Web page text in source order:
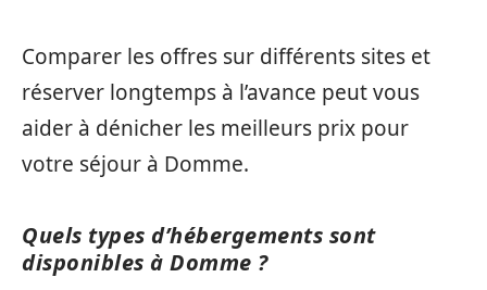
Comparer les offres sur différents sites et
réserver longtemps à l’avance peut vous
aider à dénicher les meilleurs prix pour
votre séjour à Domme.
Quels types d’hébergements sont
disponibles à Domme ?